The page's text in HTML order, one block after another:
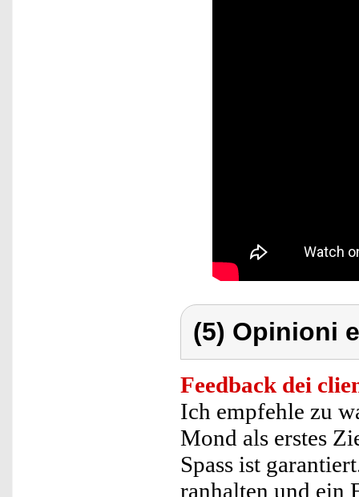
(5) Opinioni
Feedback dei
Ich empfehle zu
Mond als erstes
Spass ist
ranhalten und ein